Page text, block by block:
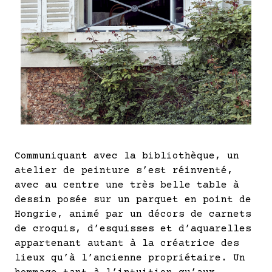
Communiquant avec la bibliothèque, un
atelier de peinture s’est réinventé,
avec au centre une très belle table à
dessin posée sur un parquet en point de
Hongrie, animé par un décors de carnets
de croquis, d’esquisses et d’aquarelles
appartenant autant à la créatrice des
lieux qu’à l’ancienne propriétaire. Un